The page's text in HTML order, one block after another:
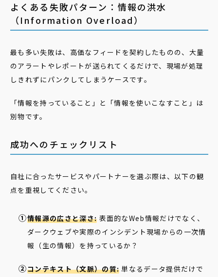
よくある失敗パターン：情報の洪水
（Information Overload）
最も多い失敗は、高価なフィードを契約したものの、大量
のアラートやレポートが送られてくるだけで、現場が処理
しきれずにパンクしてしまうケースです。
「情報を持っていること」と「情報を使いこなすこと」は
別物です。
成功へのチェックリスト
自社に合ったサービスやパートナーを選ぶ際は、以下の観
点を重視してください。
情報源の広さと深さ: 表面的なWeb情報だけでなく、
ダークウェブや実際のインシデント現場からの一次情
報（生の情報）を持っているか？
コンテキスト（文脈）の質: 単なるデータ提供だけで